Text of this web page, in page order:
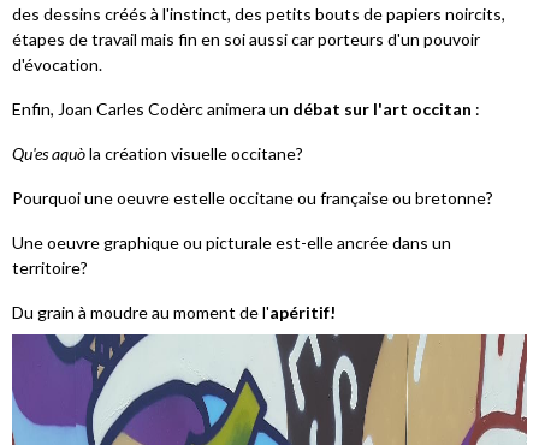
des dessins créés à l'instinct, des petits bouts de papiers noircits,
étapes de travail mais fin en soi aussi car porteurs d'un pouvoir
d'évocation.
Enfin, Joan Carles Codèrc animera un débat sur l'art occitan :
Qu'es aquòla création visuelle occitane?
Pourquoi une oeuvre estelle occitane ou française ou bretonne?
Une oeuvre graphique ou picturale est-elle ancrée dans un
territoire?
Du grain à moudre au moment de l'apéritif!